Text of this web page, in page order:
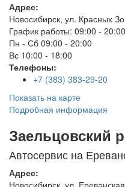
Адрес:
Новосибирск, ул. Красных
График работы: 09:00 - 20:00
Пн - Сб 09:00 - 20:00
Вс 10:00 - 18:00
Телефоны:
+7 (383) 383-29-20
Показать на карте
Подробная информация
Заельцовский
Автосервис на
Адрес: